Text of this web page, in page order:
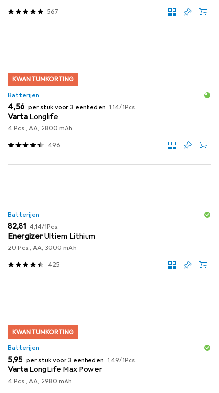
567
KWANTUMKORTING
Batterijen
EUR
4,56 per stuk voor 3 eenheden EUR
1,14/1Pcs.
Varta Longlife
4 Pcs., AA, 2800 mAh
496
Batterijen
EUR
82,81 EUR
4,14/1Pcs.
EnergizerUltiem Lithium
20 Pcs., AA, 3000 mAh
425
KWANTUMKORTING
Batterijen
EUR
5,95 per stuk voor 3 eenheden EUR
1,49/1Pcs.
Varta LongLife Max Power
4 Pcs., AA, 2980 mAh